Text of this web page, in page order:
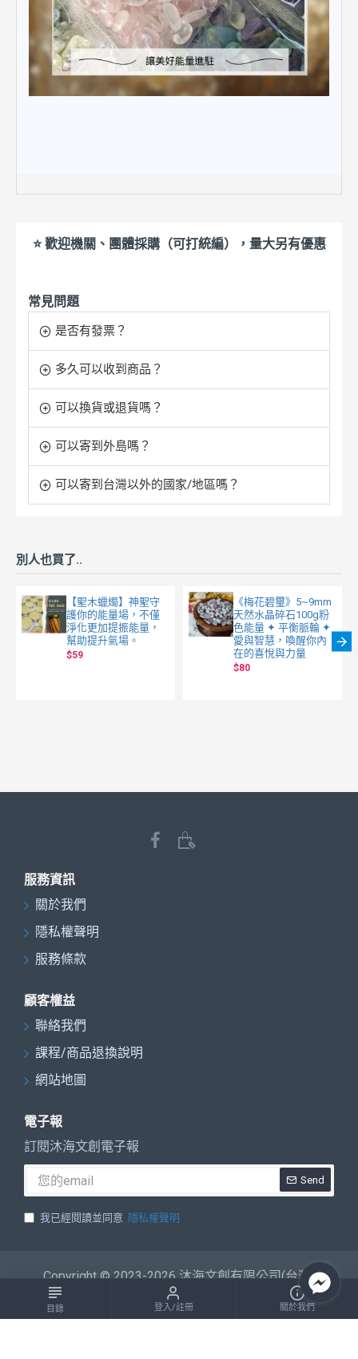
⭐ 歡迎機關、團體採購（可打統編），量大另有優惠
常見問題
是否有發票？
多久可以收到商品？
可以換貨或退貨嗎？
可以寄到外島嗎？
可以寄到台灣以外的國家/地區嗎？
別人也買了..
【聖木蠟燭】神聖守
護你的能量場，不僅
淨化更加提振能量，
幫助提升氣場。
$59
《梅花碧璽》5~9mm
天然水晶碎石100g粉
色能量 ✦ 平衡脈輪 ✦
愛與智慧，喚醒你內
在的喜悅與力量
$80
服務資訊
關於我們
隱私權聲明
服務條款
顧客權益
聯絡我們
課程/商品退換說明
網站地圖
電子報
訂閱沐海文創電子報
Send
我已經閱讀並同意 隱私權聲明
Copyright © 2023-2026 沐海文創有限公司(台灣)
目錄 登入/註冊 關於我們